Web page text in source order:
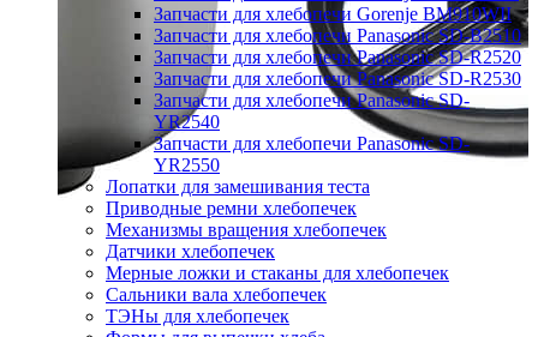
Запчасти для хлебопечи Gorenje BM910WII
Запчасти для хлебопечи Panasonic SD-B2510
Запчасти для хлебопечи Panasonic SD-R2520
Запчасти для хлебопечи Panasonic SD-R2530
Запчасти для хлебопечи Panasonic SD-
YR2540
Запчасти для хлебопечи Panasonic SD-
YR2550
Лопатки для замешивания теста
Приводные ремни хлебопечек
Механизмы вращения хлебопечек
Датчики хлебопечек
Мерные ложки и стаканы для хлебопечек
Сальники вала хлебопечек
ТЭНы для хлебопечек